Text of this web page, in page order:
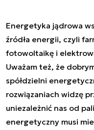
Energetyka jądrowa
źródła energii, czyli
fotowoltaikę i
Uważam też, że
spółdzielni
rozwiązaniach widzę
uniezależnić nas od
energetyczny musi